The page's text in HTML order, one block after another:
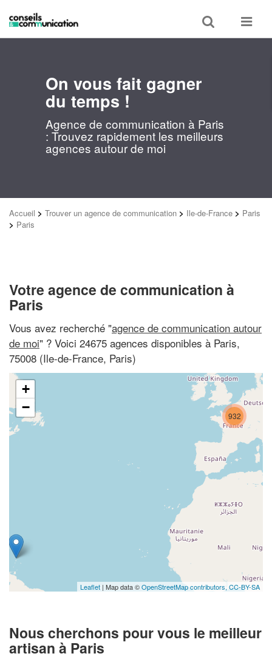
Toggle
search
Toggle
On vous fait gagner
du temps !
Agence de communication à Paris
: Trouvez rapidement les meilleurs
agences autour de moi
Accueil > Trouver un agence de communication > Ile-de-France > Paris
> Paris
Votre agence de communication à
Paris
Vous avez recherché "agence de communication autour
de moi" ? Voici 24675 agences disponibles à Paris,
75008 (Ile-de-France, Paris)
932
+
−
Leaflet | Map data ©OpenStreetMap contributors, CC-BY-SA
Nous cherchons pour vous le meilleur
artisan à Paris